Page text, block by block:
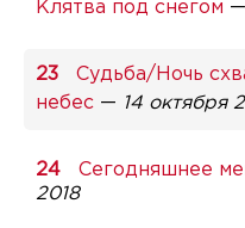
Клятва под снегом —
Судьба/Ночь
небес — 14 октября
Сегодняшнее
2018